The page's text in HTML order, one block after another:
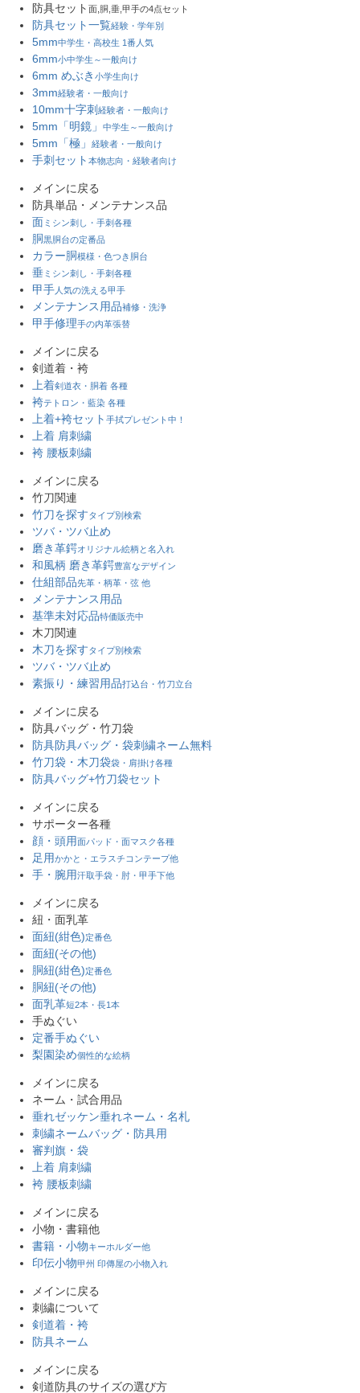
防具セット 面,胴,垂,甲手の4点セット
防具セット一覧経験・学年別
5mm中学生・高校生 1番人気
6mm小中学生～一般向け
6mm めぶき 小学生向け
3mm経験者・一般向け
10mm十字刺 経験者・一般向け
5mm「明鏡」 中学生～一般向け
5mm「極」 経験者・一般向け
手刺セット 本物志向・経験者向け
メインに戻る
防具単品・メンテナンス品
面 ミシン刺し・手刺各種
胴黒胴台の定番品
カラー胴模様・色つき胴台
垂 ミシン刺し・手刺各種
甲手 人気の洗える甲手
メンテナンス用品補修・洗浄
甲手修理手の内革張替
メインに戻る
剣道着・袴
上着剣道衣・胴着 各種
袴テトロン・藍染 各種
上着+袴セット 手拭プレゼント中！
上着 肩刺繍
袴 腰板刺繍
メインに戻る
竹刀関連
竹刀を探すタイプ別検索
ツバ・ツバ止め
磨き革鍔オリジナル絵柄と名入れ
和風柄 磨き革鍔豊富なデザイン
仕組部品先革・柄革・弦 他
メンテナンス用品
基準未対応品特価販売中
木刀関連
木刀を探すタイプ別検索
ツバ・ツバ止め
素振り・練習用品打込台・竹刀立台
メインに戻る
防具バッグ・竹刀袋
防具防具バッグ・袋刺繍ネーム無料
竹刀袋・木刀袋袋・肩掛け各種
防具バッグ+竹刀袋セット
メインに戻る
サポーター各種
顔・頭用面パッド・面マスク各種
足用かかと・エラスチコンテープ他
手・腕用汗取手袋・肘・甲手下他
メインに戻る
紐・面乳革
面紐(紺色)定番色
面紐(その他)
胴紐(紺色)定番色
胴紐(その他)
面乳革短2本・長1本
手ぬぐい
定番手ぬぐい
梨園染め個性的な絵柄
メインに戻る
ネーム・試合用品
垂れゼッケン垂れネーム・名札
刺繍ネームバッグ・防具用
審判旗・袋
上着 肩刺繍
袴 腰板刺繍
メインに戻る
小物・書籍他
書籍・小物キーホルダー他
印伝小物甲州 印傳屋の小物入れ
メインに戻る
刺繍について
剣道着・袴
防具ネーム
メインに戻る
剣道防具のサイズの選び方